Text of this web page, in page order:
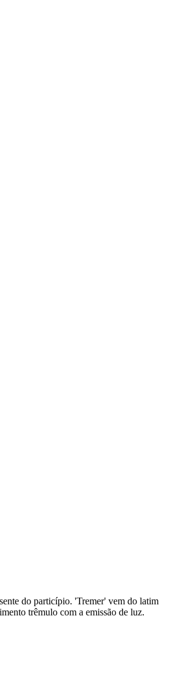
do particípio. 'Tremer' vem do latim
trêmulo com a emissão de luz.